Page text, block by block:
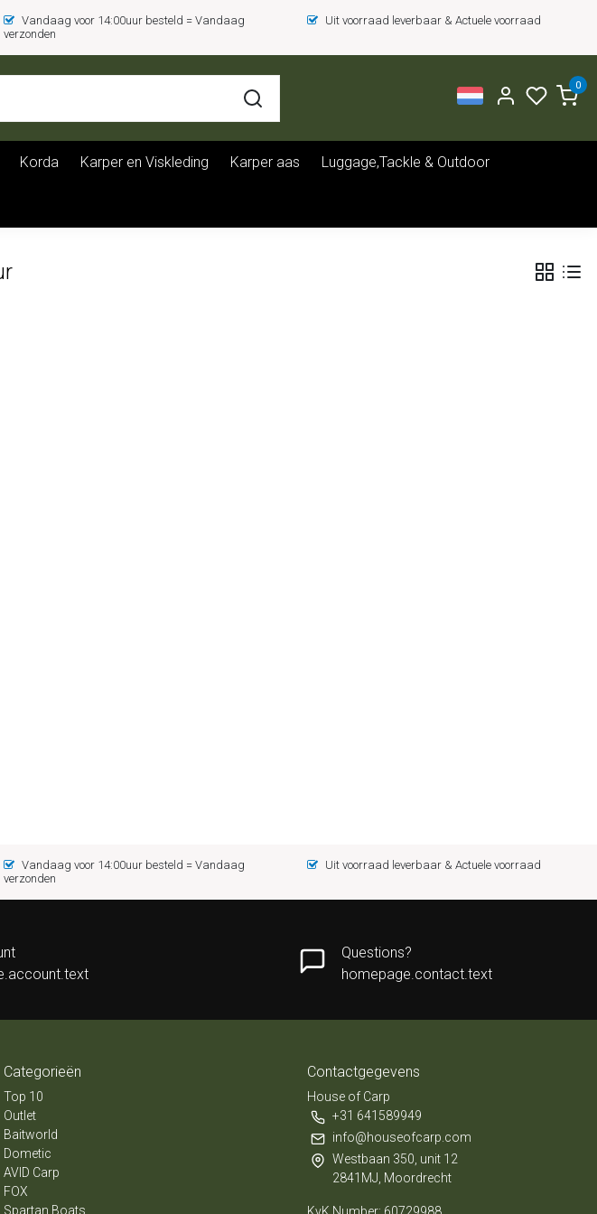
Vandaag voor 14:00uur besteld = Vandaag
verzonden
Uit voorraad leverbaar & Actuele voorraad
0
Korda Karper en Viskleding Karper aas Luggage,Tackle & Outdoor
Vandaag voor 14:00uur besteld = Vandaag
verzonden
Uit voorraad leverbaar & Actuele voorraad
Questions?
homepage.contact.text
Categorieën
Top 10
Outlet
Baitworld
Dometic
AVID Carp
FOX
Spartan Boats
Contactgegevens
House of Carp
+31 641589949
info@houseofcarp.com
Westbaan 350, unit 12
2841MJ, Moordrecht